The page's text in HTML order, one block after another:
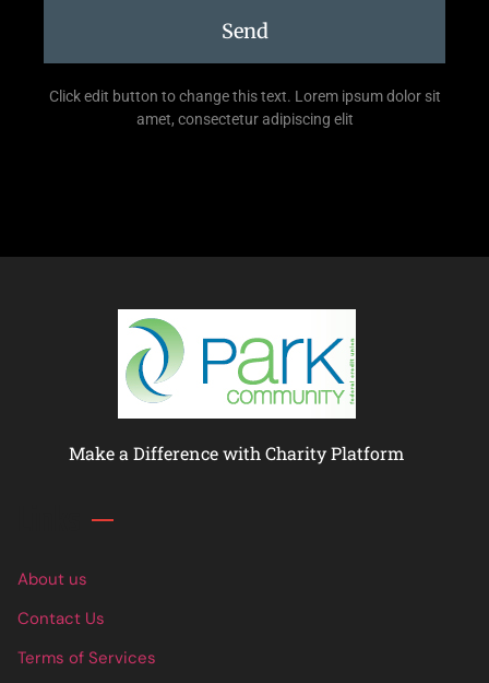
Send
Click edit button to change this text. Lorem ipsum dolor sit
amet, consectetur adipiscing elit
Make a Difference with Charity Platform
About us
Contact Us
Terms of Services